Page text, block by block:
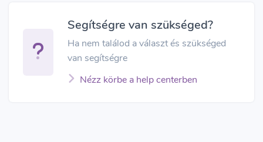
Segítségre van szükséged?
Ha nem találod a választ és szükséged
van segítségre
Nézz körbe a help centerben